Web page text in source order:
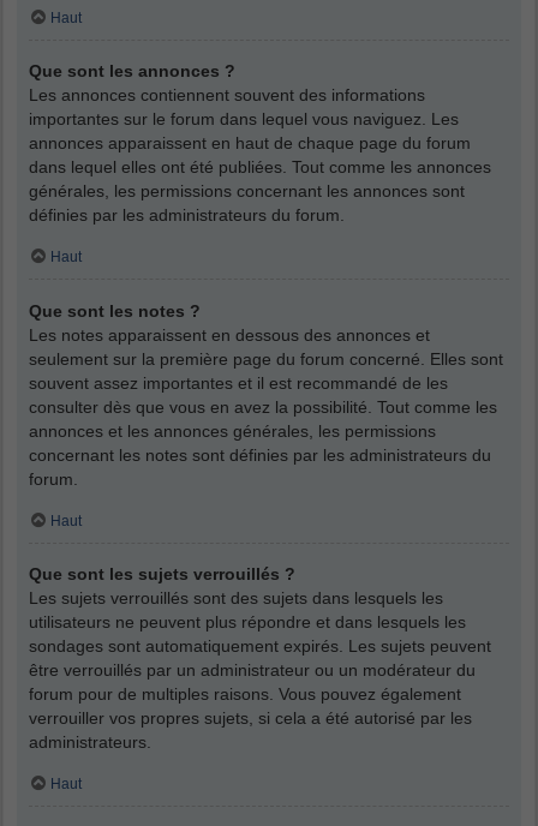
Haut
Que sont les annonces ?
Les annonces contiennent souvent des informations
importantes sur le forum dans lequel vous naviguez. Les
annonces apparaissent en haut de chaque page du forum
dans lequel elles ont été publiées. Tout comme les annonces
générales, les permissions concernant les annonces sont
définies par les administrateurs du forum.
Haut
Que sont les notes ?
Les notes apparaissent en dessous des annonces et
seulement sur la première page du forum concerné. Elles sont
souvent assez importantes et il est recommandé de les
consulter dès que vous en avez la possibilité. Tout comme les
annonces et les annonces générales, les permissions
concernant les notes sont définies par les administrateurs du
forum.
Haut
Que sont les sujets verrouillés ?
Les sujets verrouillés sont des sujets dans lesquels les
utilisateurs ne peuvent plus répondre et dans lesquels les
sondages sont automatiquement expirés. Les sujets peuvent
être verrouillés par un administrateur ou un modérateur du
forum pour de multiples raisons. Vous pouvez également
verrouiller vos propres sujets, si cela a été autorisé par les
administrateurs.
Haut